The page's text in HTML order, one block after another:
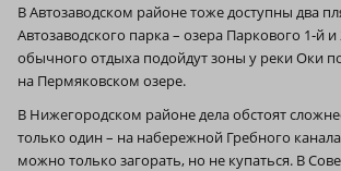
В Автозаводском районе тоже доступны два
Автозаводского парка – озера Паркового 1‑й
обычного отдыха подойдут зоны у реки Оки
на Пермяковском озере.
В Нижегородском районе дела обстоят
только один – на набережной Гребного
можно только загорать, но не купаться. В